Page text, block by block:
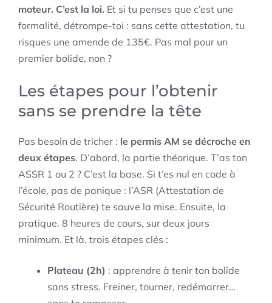
moteur. C’est la loi. Et si tu penses que c’est une
formalité, détrompe-toi : sans cette attestation, tu
risques une amende de 135€. Pas mal pour un
premier bolide, non ?
Les étapes pour l’obtenir
sans se prendre la tête
Pas besoin de tricher : le permis AM se décroche en
deux étapes. D’abord, la partie théorique. T’as ton
ASSR 1 ou 2 ? C’est la base. Si t’es nul en code à
l’école, pas de panique : l’ASR (Attestation de
Sécurité Routière) te sauve la mise. Ensuite, la
pratique. 8 heures de cours, sur deux jours
minimum. Et là, trois étapes clés :
Plateau (2h) : apprendre à tenir ton bolide
sans stress. Freiner, tourner, redémarrer…